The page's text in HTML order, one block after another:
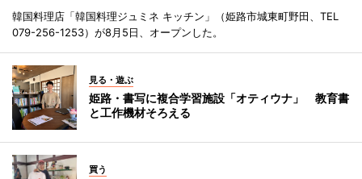
韓国料理店「韓国料理ジュミネ キッチン」（姫路市城東町野田、TEL
079-256-1253）が8月5日、オープンした。
見る・遊ぶ
姫路・書写に複合学習施設「オティウナ」 教育書
と工作機材そろえる
買う